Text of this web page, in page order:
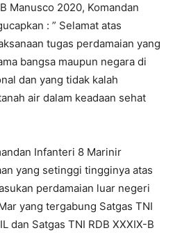
Manusco 2020, Komandan
: ” Selamat atas
tugas perdamaian yang
bangsa maupun negara di
dan yang tidak kalah
air dalam keadaan sehat
Infanteri 8 Marinir
yang setinggi tingginya atas
perdamaian luar negeri
yang tergabung Satgas TNI
dan Satgas TNI RDB XXXIX-B